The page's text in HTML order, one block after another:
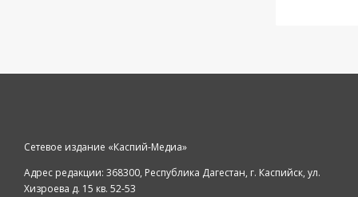
Сетевое издание «Каспий-Медиа»
Адрес редакции: 368300, Республика Дагестан, г. Каспийск, ул.
Хизроева д. 15 кв. 52-53